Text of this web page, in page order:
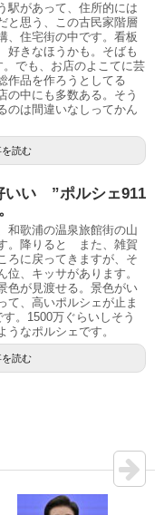
駅があって、住所的には
と思う、この古民家階層
、住宅街の中です。看板
きなほうかも。そばも
。でも、お店のよこてに芸
作品を作ろうとしてる
の中にも多数ある。そう
のは間違いなしってかん
読む
いい ”ポルシェ911
和歌浦の温泉旅館街の山
。降りると また、雑賀
ろに戻ってきますが、そ
、キッサがあります。
色が見渡せる。景色がい
て、高いポルシェが止ま
。1500万ぐらいしそう
なポルシェです。
読む